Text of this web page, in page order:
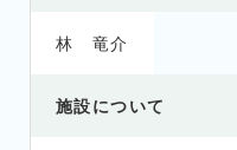
林 竜介
施設について